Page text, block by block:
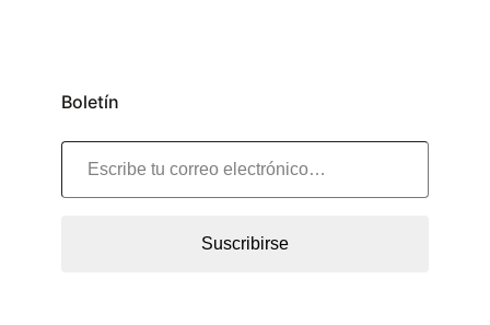
Boletín
Escribe tu correo electrónico…
Suscribirse